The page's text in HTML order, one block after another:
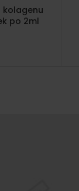
kolagenu
po 2ml